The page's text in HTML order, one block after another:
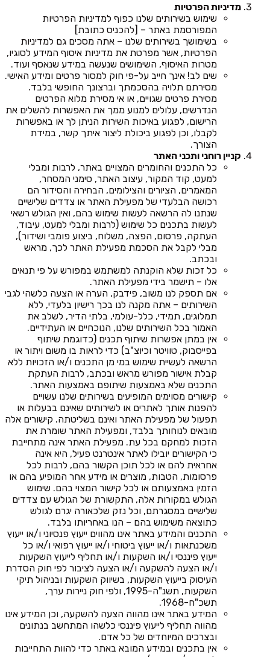
מדיניות הפרטיות
שימוש בשירותים שלנו כפוף למדיניות הפרטיות
המפורסמת באתר – [להכניס כתובת]
בשימושך בשירותים שלנו – אתה מסכים גם למדיניות
הפרטיות, אשר מפרטת את מדיניות איסוף המידע לסוגיו,
מטרות האיסוף, השימושים שנעשה במידע שנאסף ועוד.
שים לב! אינך חייב על-פי חוק למסור פרטים ומידע האישי.
מסירתם תלויה בהסכמתך וברצונך החופשי בלבד.
מסירת פרטים שגויים, או אי מסירת מלוא הפרטים
הנדרשים, עלולים למנוע ממך את האפשרות להשלים את
הרישום, לפגוע באיכות השירות הניתן לך או באפשרות
לקבלו, וכן לפגוע ביכולת ליצור איתך קשר, במידת
הצורך.
קניין רוחני ותכני האתר
כל התכנים והחומרים המצויים באתר, לרבות ומבלי
למעט, קוד המקור, עיצוב האתר, סימני המסחר,
המאמרים, הציורים והצילומים, הבחירה והסידור הם
רכושה הבלעדי של מפעילת האתר או צדדים שלישיים
שנתנו לה הרשאה לעשות שימוש בהם, ואין הגולש רשאי
לעשות בתכנים כל שימוש (לרבות ומבלי למעט, עיבוד,
העתקה, פרסום, הפצה, משלוח, ביצוע פומבי ושידור),
מבלי לקבל את הסכמת מפעילת האתר לכך, מראש
ובכתב.
כל זכות שלא הוקנתה למשתמש במפורש על פי תנאים
אלו – תישמר בידי מפעילת האתר.
אם תספק לנו משוב, פידבק, הערה או הצעה כלשהי לגבי
השירותים – אתה מקנה לנו בכך רישיון בלעדי, ללא
תמלוגים, תמידי, כלל-עולמי, בלתי הדיר, לשלב את
האמור בכל השירותים שלנו, הנוכחיים או העתידיים.
אין במתן אפשרות שיתוף תכנים (כדוגמת שיתוף
בפייסבוק, טוויטר וכיוצ"ב) כדי לראות בו משום ויתור או
הרשאה לעשיית שימוש במי מן התכנים ו/או הזכויות ללא
קבלת אישור מפורש מראש ובכתב, לרבות העתקת
התכנים שלא באמצעות שיתופם באמצעות האתר.
קישורים מסוימים המופיעים בשירותים שלנו עשויים
להפנות אותך לאתרים או לשירותים שאינם בבעלות או
תפעול של מפעילת האתר ואינם בשליטתה. קישורים אלה
מובאים לנוחותך בלבד, ומפעילת האתר שומרת את
הזכות למחקם בכל עת. מפעילת האתר אינה מתחייבת
כי הקישורים יובילו לאתר אינטרנט פעיל, היא אינה
אחראית להם או לכל תוכן הקשור בהם, לרבות לכל
פרסומות, הטבות, מוצרים או מידע אחר המופיע בהם או
הזמין באמצעותם או לכל קישור המצוי בהם. שימוש
הגולש במקורות אלה, התקשורת של הגולש עם צדדים
שלישיים במסגרתם, וכל נזק שלכאורה יגרם לגולש
כתוצאה משימוש בהם – הנו באחריותו בלבד.
התכנים והמידע באתר אינו מהווים ייעוץ פנסיוני ו/או ייעוץ
משכנתאות ו/או ייעוץ ביטוחי ו/או ייעוץ רפואי ו/או כל
ייעוץ פיננסי ו/או השקעות ו/או תחליף לייעוץ השקעות
ו/או הצעה להשקעה ו/או הצעה לציבור לפי חוק הסדרת
העיסוק בייעוץ השקעות, בשיווק השקעות ובניהול תיקי
השקעות, תשנ"ה-1995, ולפי חוק ניירות ערך,
תשכ"ח-1968.
המידע באתר אינו מהווה הצעה להשקעה, וכן המידע אינו
מהווה תחליף לייעוץ פיננסי כלשהו המתחשב בנתונים
ובצרכים המיוחדים של כל אדם.
אין בתכנים ובמידע המובא באתר כדי להוות התחייבות